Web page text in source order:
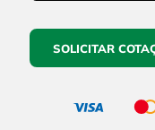
SOLICITAR